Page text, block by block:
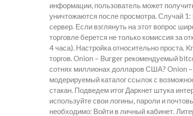
информации, пользователь может
уничтожаются после просмотра. Случай
сервер. Если взглянуть на этот вопрос
торговле берется не только комиссия за
4 часа). Настройка относительно проста.
торгов. Onion – Burger рекомендуемый
сотнях миллионах долларов США? Onion
модерируемый каталог ссылок с
стакан. Подведем итог Даркнет штука
используйте свои логины, пароли и
необходимо: Войти в личный кабинет.